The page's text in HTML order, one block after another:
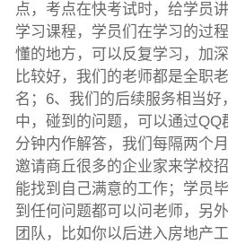
点，考点在快考试时，给学员
学习课程，学员们在学习的过
懂的地方，可以反复学习，加
比较好，我们的老师都是全职
名；6、我们的后续服务相当
中，碰到的问题，可以通过
分钟内作解答，我们每隔两个
邀请商丘很多的企业家来学校
能找到自己满意的工作；学员
到任何问题都可以问老师，另
团队，比如你以后进入房地产